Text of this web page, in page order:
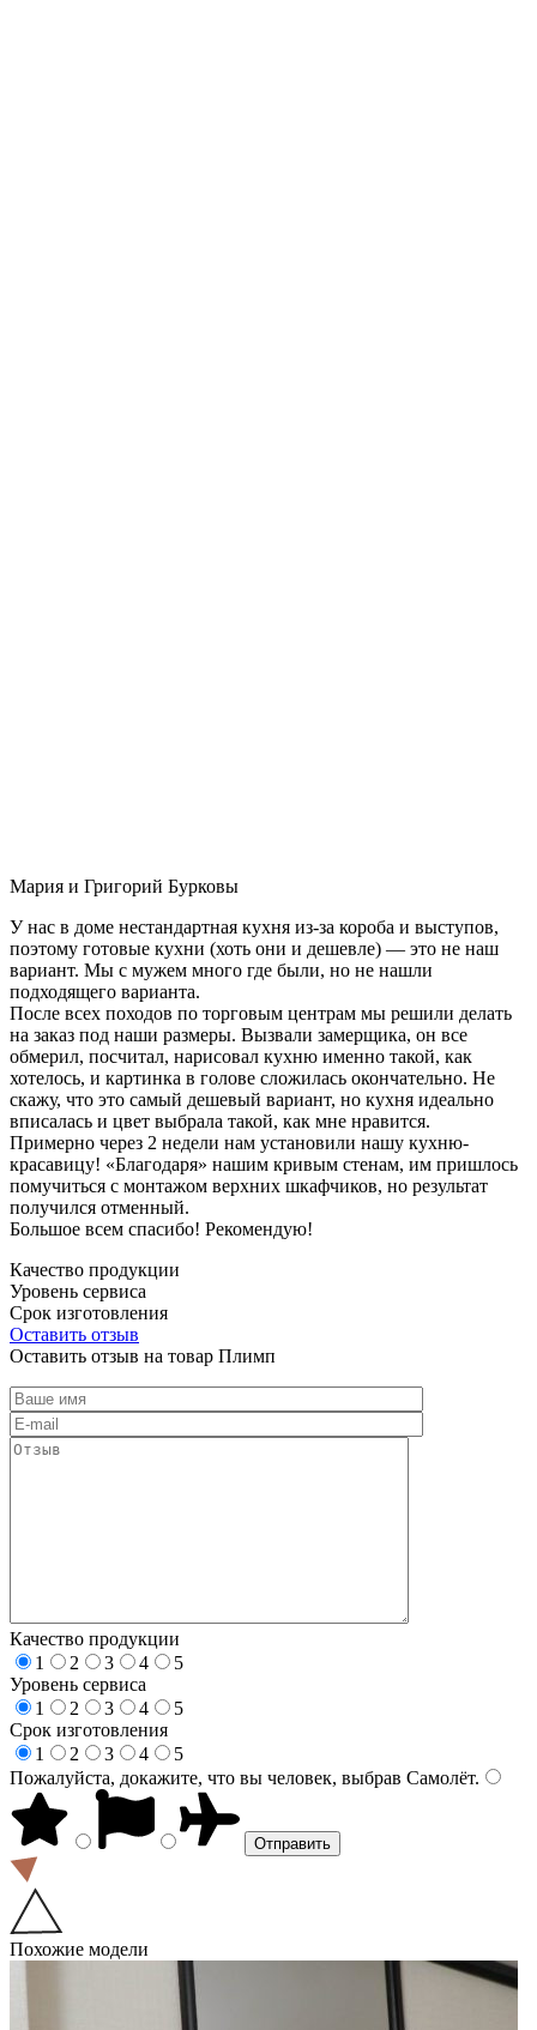
Мария и Григорий Бурковы
У нас в доме нестандартная кухня из-за короба и выступов,
поэтому готовые кухни (хоть они и дешевле) — это не наш
вариант. Мы с мужем много где были, но не нашли
подходящего варианта.
После всех походов по торговым центрам мы решили делать
на заказ под наши размеры. Вызвали замерщика, он все
обмерил, посчитал, нарисовал кухню именно такой, как
хотелось, и картинка в голове сложилась окончательно. Не
скажу, что это самый дешевый вариант, но кухня идеально
вписалась и цвет выбрала такой, как мне нравится.
Примерно через 2 недели нам установили нашу кухню-
красавицу! «Благодаря» нашим кривым стенам, им пришлось
помучиться с монтажом верхних шкафчиков, но результат
получился отменный.
Большое всем спасибо! Рекомендую!
Качество продукции
Уровень сервиса
Срок изготовления
Оставить отзыв
Оставить отзыв на товар Плимп
Качество продукции
1
2 3 4
5
Уровень сервиса
1
2 3 4
5
Срок изготовления
1
2 3 4
5
Пожалуйста, докажите, что вы человек, выбрав Самолёт.
Похожие модели